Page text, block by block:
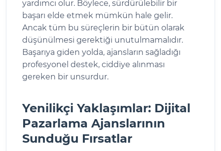
yardımcı olur. Böylece, sürdürülebilir bir
başarı elde etmek mümkün hale gelir.
Ancak tüm bu süreçlerin bir bütün olarak
düşünülmesi gerektiği unutulmamalıdır.
Başarıya giden yolda, ajansların sağladığı
profesyonel destek, ciddiye alınması
gereken bir unsurdur.
Yenilikçi Yaklaşımlar: Dijital
Pazarlama Ajanslarının
Sunduğu Fırsatlar